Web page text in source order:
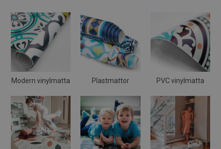
Modern vinylmatta Plastmattor PVC vinylmatta